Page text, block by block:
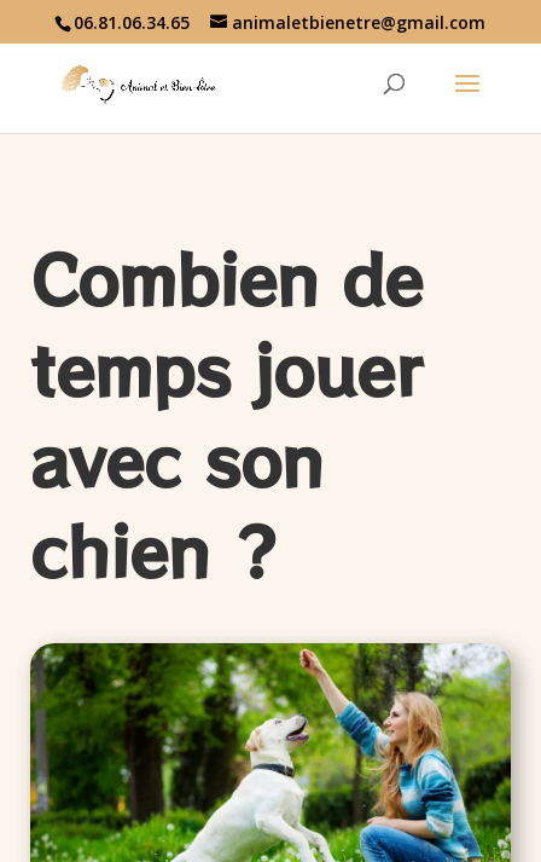
06.81.06.34.65 animaletbienetre@gmail.com
Combien de
temps jouer
avec son
chien ?